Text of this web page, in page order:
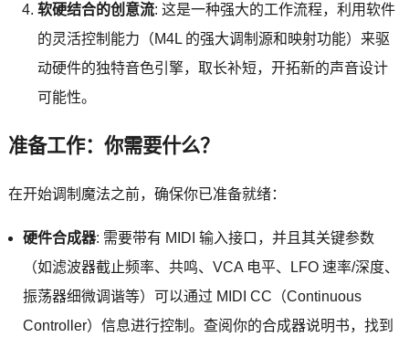
软硬结合的创意流: 这是一种强大的工作流程，利用软件
的灵活控制能力（M4L 的强大调制源和映射功能）来驱
动硬件的独特音色引擎，取长补短，开拓新的声音设计
可能性。
准备工作：你需要什么？
在开始调制魔法之前，确保你已准备就绪：
硬件合成器: 需要带有 MIDI 输入接口，并且其关键参数
（如滤波器截止频率、共鸣、VCA 电平、LFO 速率/深度、
振荡器细微调谐等）可以通过 MIDI CC（Continuous
Controller）信息进行控制。查阅你的合成器说明书，找到